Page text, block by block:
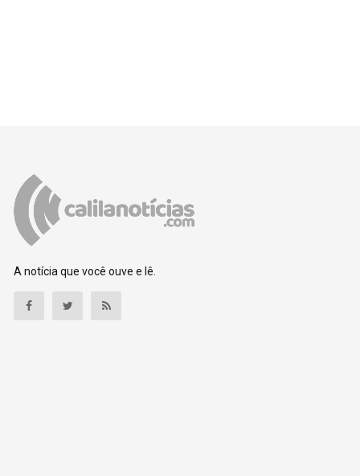
A notícia que você ouve e lê.